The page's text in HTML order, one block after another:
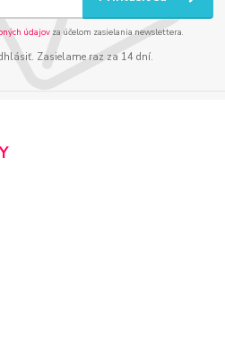
údajov za účelom zasielania newslettera.
Zasielame raz za 14 dní.